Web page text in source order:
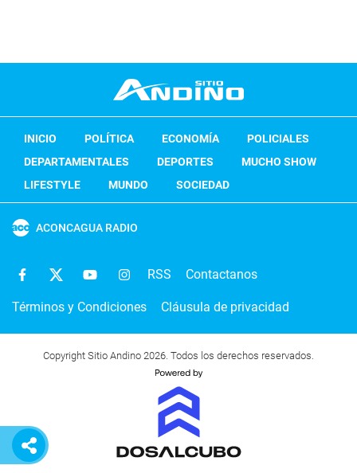
INICIO POLÍTICA ECONOMÍA
POLICIALES
DEPARTAMENTALES
DEPORTES
MUCHO SHOW
LIFESTYLE
MUNDO SOCIEDAD
ACONCAGUA RADIO
RSS Contactanos
Términos y Condiciones Cláusula de privacidad
Copyright Sitio Andino 2026. Todos los derechos reservados.